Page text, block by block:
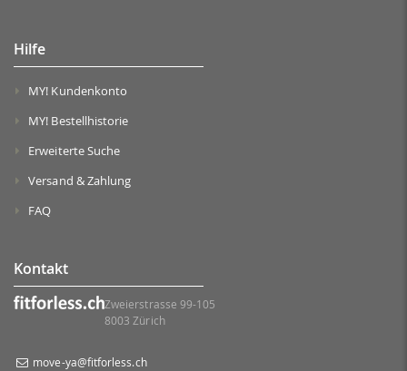
Hilfe
MY! Kundenkonto
MY! Bestellhistorie
Erweiterte Suche
Versand & Zahlung
FAQ
Kontakt
Zweierstrasse 99-105
8003 Zürich
move-ya@fitforless.ch